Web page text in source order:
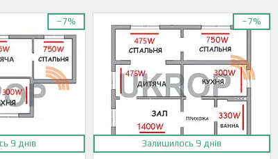
–7%
9 днів
–7%
Залишилось 9 днів